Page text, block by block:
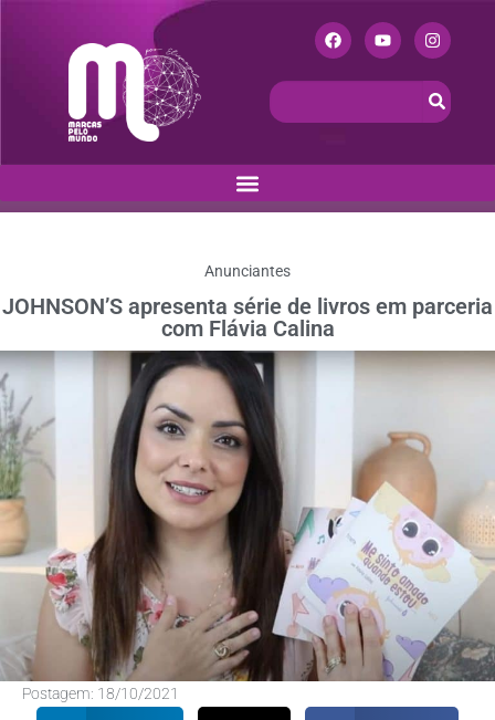
Anunciantes
JOHNSON’S apresenta série de livros em parceria
com Flávia Calina
Postagem: 18/10/2021